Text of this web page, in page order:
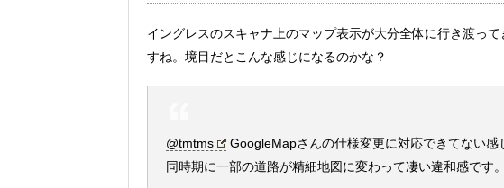
イングレスのスキャナ上のマップ表示が大分全体に行き渡っ
すね。境目だとこんな感じになるのかな？
@tmtms
GoogleMapさんの仕様変更に対応できてない
同時期に一部の道路が精細地図に変わって凄い違和感です。